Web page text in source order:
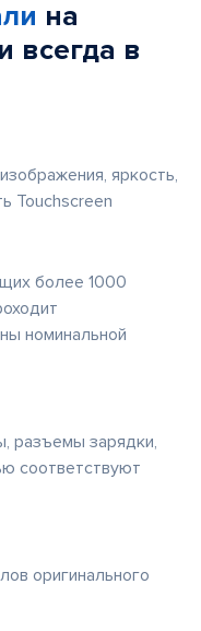
на
всегда в
яркость,
Touchscreen
более 1000
номинальной
разъемы зарядки,
соответствуют
оригинального